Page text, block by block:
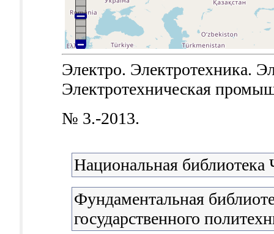
Электро. Электротехника.
Электротехническая
№ 3.-2013.
Национальная
Фундаментальная
государственного